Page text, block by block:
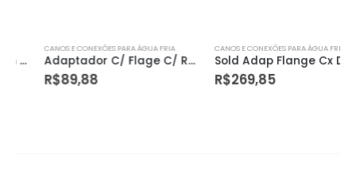
CANOS E CONEXÕES PARA ÁGUA FRIA
Adaptador C/ Flage C/ Registro 60mm Tigre
89,88
CANOS E CONEXÕES PARA ÁGUA FRIA
Sold Adap Flange Cx Dagua 075mmx21/2
269,85